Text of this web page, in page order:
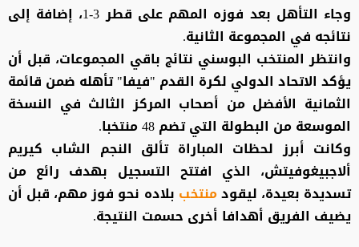
وجاء التأهل بعد فوزه المهم على قطر 3-1، إضافة إلى
نتائجه في المجموعة الثانية.
وانتظر المنتخب البوسني نتائج باقي المجموعات، قبل أن
يؤكد الاتحاد الدولي لكرة القدم "فيفا" تأهله ضمن قائمة
الثمانية الأفضل من أصحاب المركز الثالث في النسخة
الموسعة من البطولة التي تضم 48 منتخبا.
وكانت أبرز لحظات المباراة تألق النجم الشاب كيريم
ألاجبيغوفيتش، الذي افتتح التسجيل بهدف رائع من
تسديدة بعيدة، ليقودمنتخب بلاده نحو فوز مهم، قبل أن
يضيف الفريق أهدافا أخرى حسمت النتيجة.